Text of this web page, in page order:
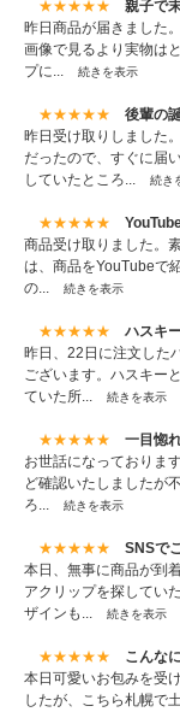
★★★★★
親子で
昨日商品が届きました
画像で見るより実物は
プに...
続きを表示
★★★★★
後輩の
昨日受け取りしました
だったので、すぐに届
していたところ...
続き
★★★★★
商品受け取りました。
は、商品をYouTubeで
の...
続きを表示
★★★★★
ハスキ
昨日、22日に注文した
ございます。ハスキー
ていた所...
続きを表示
★★★★★
一目惚
お世話になっておりま
ど確認いたしましたが
ろ...
続きを表示
★★★★★
SNSで
本日、無事に商品が到
アクリップを探してい
ザインも...
続きを表示
★★★★★
こんな
本日可愛いお包みを受
したが、こちら札幌で